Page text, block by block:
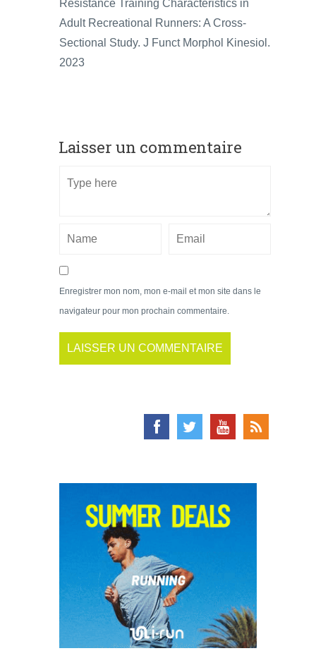
Resistance Training Characteristics in
Adult Recreational Runners: A Cross-
Sectional Study. J Funct Morphol Kinesiol.
2023
Laisser un commentaire
Enregistrer mon nom, mon e-mail et mon site dans le
navigateur pour mon prochain commentaire.